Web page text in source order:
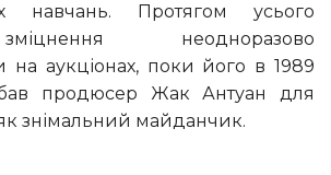
навчань. Протягом усього
неодноразово
на аукціонах, поки його в 1989
продюсер Жак Антуан для
знімальний майданчик.